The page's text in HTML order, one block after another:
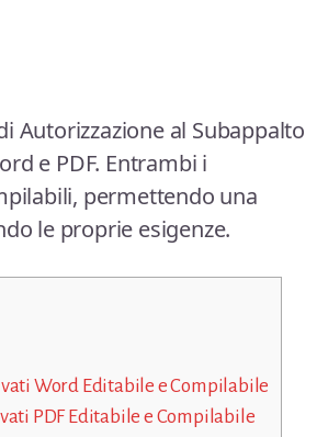
Autorizzazione al Subappalto
e PDF. Entrambi i
permettendo una
le proprie esigenze.
Word Editabile e Compilabile
PDF Editabile e Compilabile